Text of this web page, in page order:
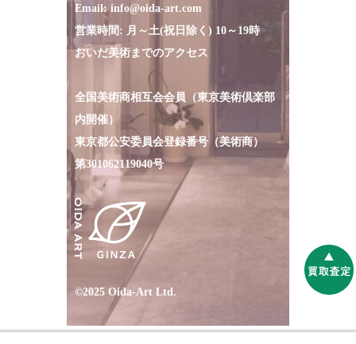
Fax:03-3562-1748
Email:info@oida-art.com
営業時間: 月～土(祝日除く) 10～19時
おいだ美術までのアクセス
全国美術商相互会会員（東京美術倶楽部
内開催）
東京都公安委員会登録番号（美術商）
第301062119040号
©2025 Oida-Art Ltd.